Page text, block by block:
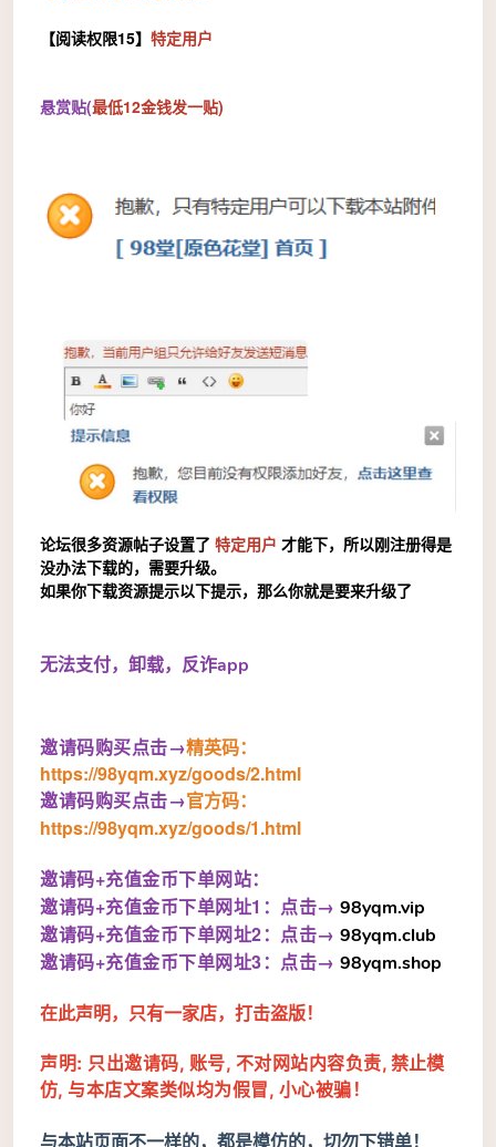
【阅读权限15】 特定用户
悬赏贴(最低12金钱发一贴)
论坛很多资源帖子设置了 特定用户 才能下，所以刚注册得是
没办法下载的，需要升级。
如果你下载资源提示以下提示，那么你就是要来升级了
无法支付，卸载，反诈app
邀请码购买点击→精英码：
https://98yqm.xyz/goods/2.html
邀请码购买点击→官方码：
https://98yqm.xyz/goods/1.html
邀请码+充值金币下单网站：
邀请码+充值金币下单网址1：点击→ 98yqm.vip
邀请码+充值金币下单网址2： 点击→ 98yqm.club
邀请码+充值金币下单网址3： 点击→ 98yqm.shop
在此声明， 只有一家店，打击盗版！
声明: 只出邀请码, 账号, 不对网站内容负责, 禁止模
仿, 与本店文案类似均为假冒, 小心被骗！